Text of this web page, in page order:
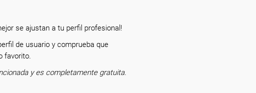
se ajustan a tu perfil profesional!
de usuario y comprueba que
favorito.
y es completamente gratuita.